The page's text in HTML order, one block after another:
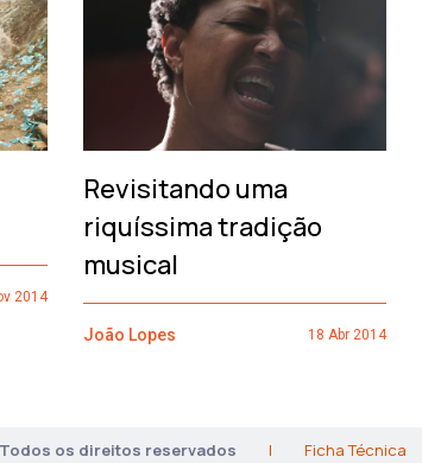
2014
Revisitando uma
riquíssima tradição
musical
João Lopes 18 Abr 2014
os direitos reservados | Ficha Técnica